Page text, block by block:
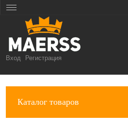
Вход Регистрация
Каталог товаров